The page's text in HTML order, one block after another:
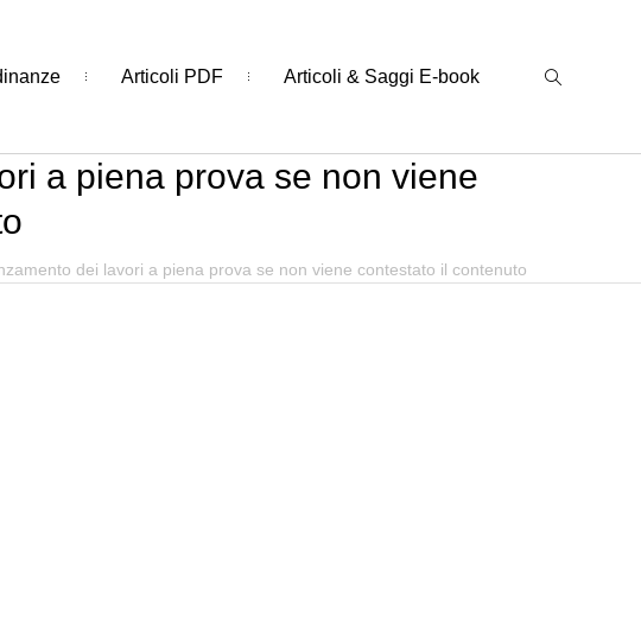
Articoli PDF Articoli & Saggi E-book
a piena prova se non viene
dei lavori a piena prova se non viene contestato il contenuto